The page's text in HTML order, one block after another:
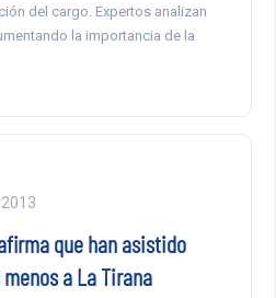
del cargo. Expertos analizan
la importancia de la
que han asistido
a La Tirana